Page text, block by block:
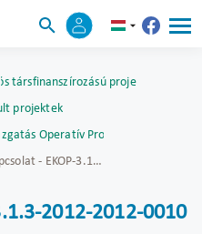
társfinanszírozású projektek
projektek
Operatív Program (EKOP)
VI. Kapcsolat - EKOP-3.1.3-2012-2012-0010
2012-2012-0010